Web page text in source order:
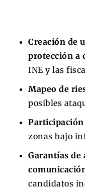
Creación de
protección a
INE y las
Mapeo de
posibles
Participación
zonas bajo
Garantías de
candidatos